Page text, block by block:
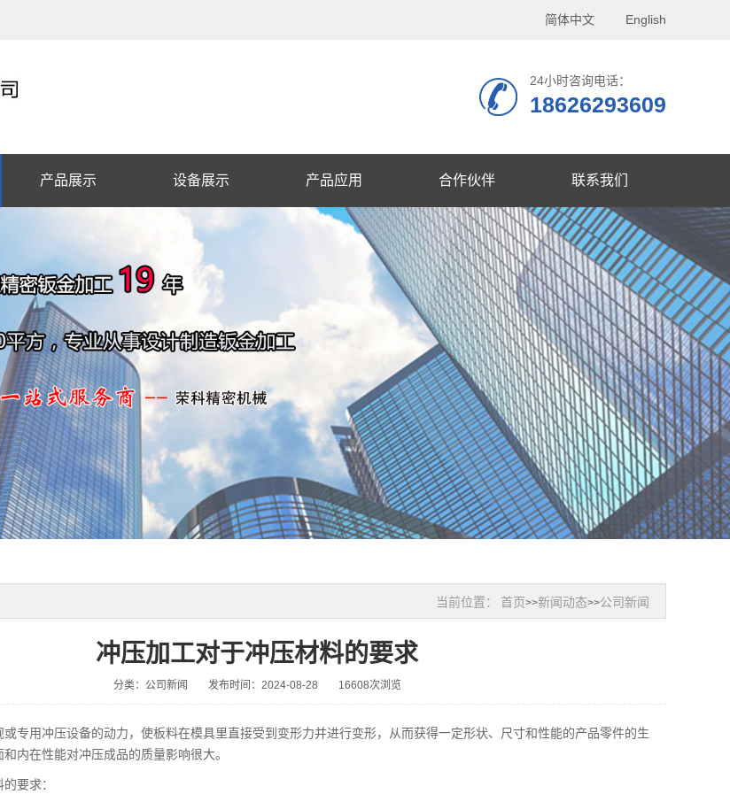
简体中文 English
24小时咨询电话：
18626293609
产品展示 设备展示 产品应用 合作伙伴 联系我们
当前位置： 首页>>新闻动态>>公司新闻
冲压加工对于冲压材料的要求
分类：公司新闻 发布时间：2024-08-28 16608次浏览
专用冲压设备的动力，使板料在模具里直接受到变形力并进行变形，从而获得一定形状、尺寸和性能的产品零件的生
内在性能对冲压成品的质量影响很大。
要求：